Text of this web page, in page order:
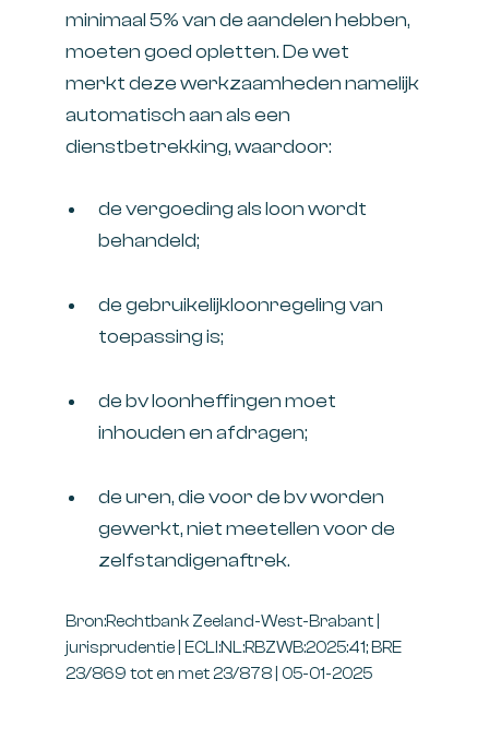
minimaal 5% van de aandelen hebben,
moeten goed opletten. De wet
merkt deze werkzaamheden namelijk
automatisch aan als een
dienstbetrekking, waardoor:
de vergoeding als loon wordt
behandeld;
de gebruikelijkloonregeling van
toepassing is;
de bv loonheffingen moet
inhouden en afdragen;
de uren, die voor de bv worden
gewerkt, niet meetellen voor de
zelfstandigenaftrek.
Bron:Rechtbank Zeeland-West-Brabant |
jurisprudentie | ECLI:NL:RBZWB:2025:41; BRE
23/869 tot en met 23/878 | 05-01-2025